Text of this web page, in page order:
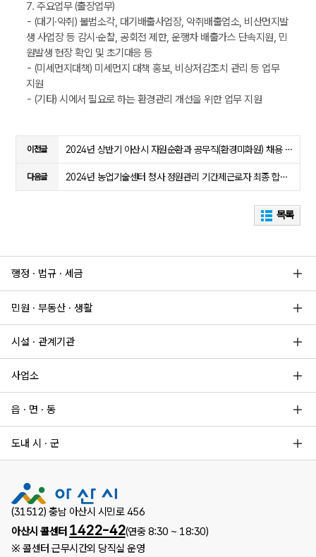
7. 주요업무 (출장업무)
- (대기·악취) 불법소각, 대기배출사업장, 악취배출업소, 비산먼지발
생 사업장 등 감시·순찰, 공회전 제한, 운행차 배출가스 단속지원, 민
원발생 현장 확인 및 초기대응 등
- (미세먼지대책) 미세먼지 대책 홍보, 비상저감조치 관리 등 업무
지원
- (기타) 시에서 필요로 하는 환경관리 개선을 위한 업무 지원
이전글 2024년 상반기 아산시 자원순환과 공무직(환경미화원) 채용 체력시험 합격자 발표 및 면접시험 시행계획 공고
다음글 2024년 농업기술센터 청사 정원관리 기간제근로자 최종 합격자 결정 공고
목록
행정 · 법규 · 세금
민원 · 부동산 · 생활
시설 · 관계기관
사업소
읍 · 면 · 동
도내 시 · 군
(31512) 충남 아산시 시민로 456
아산시 콜센터 1422-42(연중 8:30 ~ 18:30)
※ 콜센터 근무시간외 당직실 운영